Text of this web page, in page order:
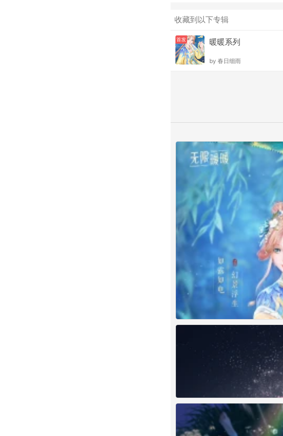
收藏到以下专辑
首发 暖暖系列
by 春日细雨